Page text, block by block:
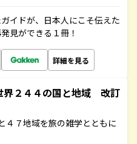
イドが、日本人にこそ伝えた
見ができる１冊！
詳細を見る
２４４の国と地域 改訂
４７地域を旅の雑学とともに